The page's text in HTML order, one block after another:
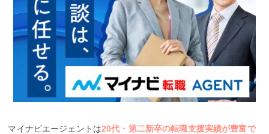
マイナビエージェントは20代・第二新卒の転職支援実績が豊富で